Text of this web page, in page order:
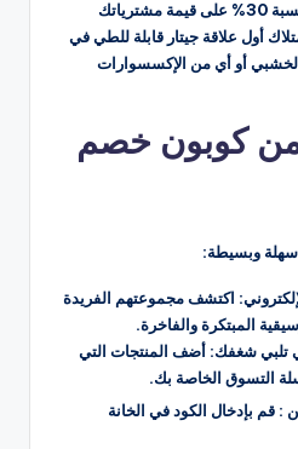
واحصل على كوبون إضافي بنسبة 30% على قيمة مشترياتك
أول علاقة جيتار قابلة للطي في
أو أي من الإكسسوارات
كوبون خصم
سهلة وبسيطة:
اكتشف مجموعتهم الفريدة
المبتكرة والفاخرة.
تلبي شغفك: أضف المنتجات التي
التسوق الخاصة بك.
قم بإدخال الكود في الخانة